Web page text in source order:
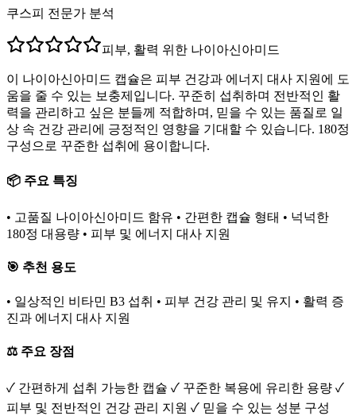
쿠스피 전문가 분석
피부, 활력 위한 나이아신아미드
이 나이아신아미드 캡슐은 피부 건강과 에너지 대사 지원에 도
움을 줄 수 있는 보충제입니다. 꾸준히 섭취하며 전반적인 활
력을 관리하고 싶은 분들께 적합하며, 믿을 수 있는 품질로 일
상 속 건강 관리에 긍정적인 영향을 기대할 수 있습니다. 180정
구성으로 꾸준한 섭취에 용이합니다.
📦 주요 특징
• 고품질 나이아신아미드 함유 • 간편한 캡슐 형태 • 넉넉한
180정 대용량 • 피부 및 에너지 대사 지원
🎯 추천 용도
• 일상적인 비타민 B3 섭취 • 피부 건강 관리 및 유지 • 활력 증
진과 에너지 대사 지원
⚖️ 주요 장점
✓ 간편하게 섭취 가능한 캡슐 ✓ 꾸준한 복용에 유리한 용량 ✓
피부 및 전반적인 건강 관리 지원 ✓ 믿을 수 있는 성분 구성